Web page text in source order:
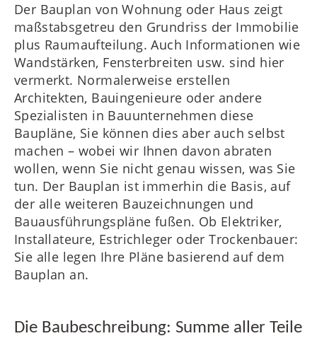
Der Bauplan von Wohnung oder Haus zeigt
maßstabsgetreu den Grundriss der Immobilie
plus Raumaufteilung. Auch Informationen wie
Wandstärken, Fensterbreiten usw. sind hier
vermerkt. Normalerweise erstellen
Architekten, Bauingenieure oder andere
Spezialisten in Bauunternehmen diese
Baupläne, Sie können dies aber auch selbst
machen – wobei wir Ihnen davon abraten
wollen, wenn Sie nicht genau wissen, was Sie
tun. Der Bauplan ist immerhin die Basis, auf
der alle weiteren Bauzeichnungen und
Bauausführungspläne fußen. Ob Elektriker,
Installateure, Estrichleger oder Trockenbauer:
Sie alle legen Ihre Pläne basierend auf dem
Bauplan an.
Die Baubeschreibung: Summe aller Teile